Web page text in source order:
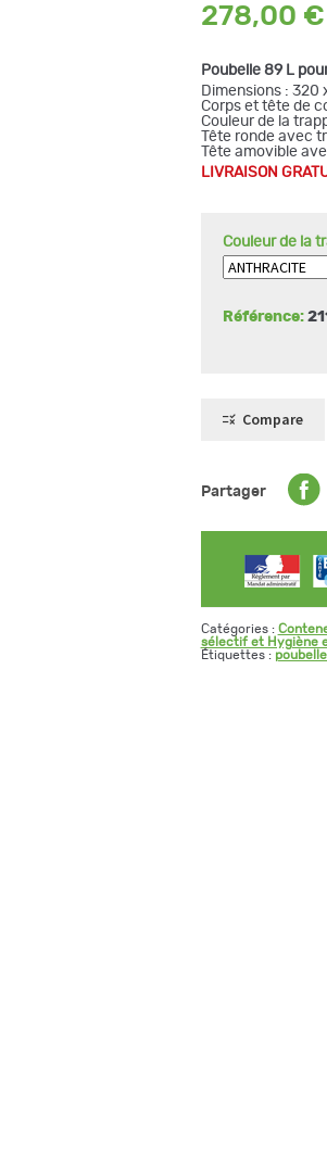
278,00 €
Poubelle 89 L
Dimensions : 320
Corps et tête de
Couleur de la
Tête ronde avec
Tête amovible
LIVRAISON
Couleur de la
Référence:
Compare
Partager
Catégories :
sélectif et Hygiène
Étiquettes :